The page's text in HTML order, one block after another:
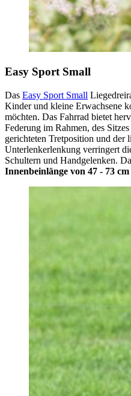
Easy Sport Small
Das Easy Sport Small
Kinder und kleine Erwachsene
möchten. Das Fahrrad bietet
Federung im Rahmen, des
gerichteten Tretposition und der
Unterlenkerlenkung verringert
Schultern und Handgelenken.
Innenbeinlänge von 47 - 73 cm